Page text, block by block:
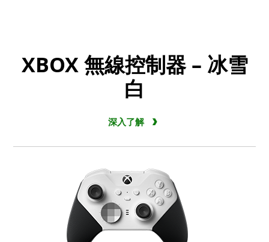
XBOX 無線控制器 – 冰雪
白
深入了解